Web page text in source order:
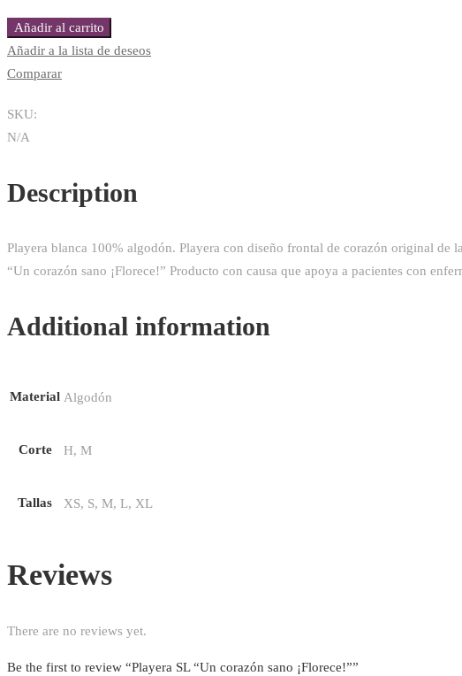
Añadir al carrito
Añadir a la lista de deseos
Comparar
SKU:
N/A
Description
Playera blanca 100% algodón. Playera con diseño frontal de corazón original de
“Un corazón sano ¡Florece!” Producto con causa que apoya a pacientes con
Additional information
Material Algodón
Corte H, M
Tallas XS, S, M, L, XL
Reviews
There are no reviews yet.
Be the first to review “Playera SL “Un corazón sano ¡Florece!””